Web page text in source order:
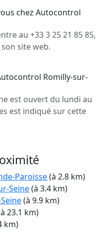
chez Autocontrol
au +33 3 25 21 85 85,
site web.
Romilly-sur-
est ouvert du lundi au
est indiqué sur cette
Paroisse(à 2.8 km)
Seine(à 3.4 km)
(à 9.9 km)
23.1 km)
km)